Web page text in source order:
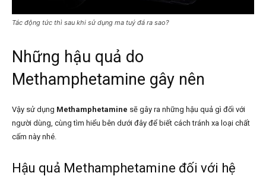
Tác động tức thì sau khi sử dụng ma tuý đá ra sao?
Những hậu quả do
Methamphetamine gây nên
Vậy sử dụng Methamphetamine sẽ gây ra những hậu quả gì đối với
người dùng, cùng tìm hiểu bên dưới đây để biết cách tránh xa loại chất
cấm này nhé.
Hậu quả Methamphetamine đối với hệ